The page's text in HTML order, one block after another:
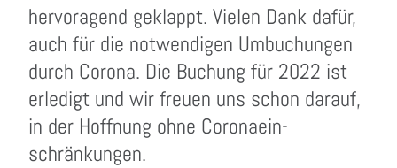
hervoragend geklappt. Vielen Dank dafür,
auch für die notwendigen Umbuchungen
durch Corona. Die Buchung für 2022 ist
erledigt und wir freuen uns schon darauf,
in der Hoffnung ohne Coronaein-
schränkungen.